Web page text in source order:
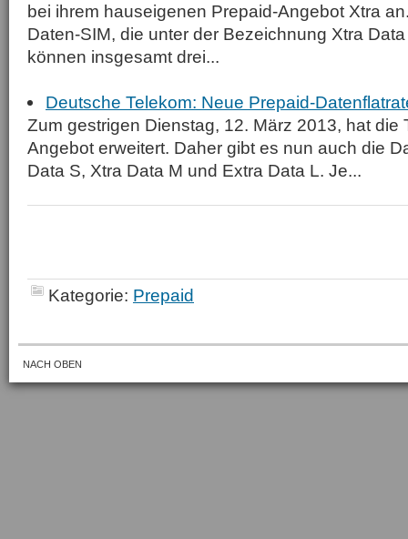
bei ihrem hauseigenen Prepaid-Angebot Xtra
Daten-SIM, die unter der Bezeichnung Xtra
können insgesamt drei...
Deutsche Telekom: Neue Prepaid-
Zum gestrigen Dienstag, 12. März 2013, hat die
Angebot erweitert. Daher gibt es nun auch die
Data S, Xtra Data M und Extra Data L. Je...
Kategorie: Prepaid
NACH OBEN